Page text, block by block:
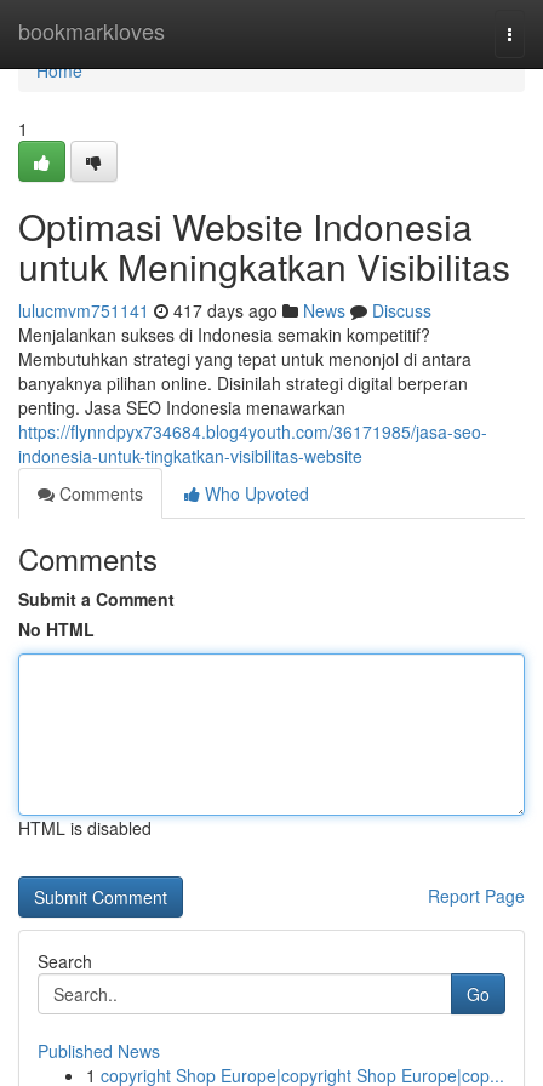
bookmarkloves
Home
Home
1
Optimasi Website Indonesia
untuk Meningkatkan Visibilitas
lulucmvm751141 417 days ago News
Discuss
Menjalankan sukses di Indonesia semakin kompetitif?
Membutuhkan strategi yang tepat untuk menonjol di antara
banyaknya pilihan online. Disinilah strategi digital berperan
penting. Jasa SEO Indonesia menawarkan
https://flynndpyx734684.blog4youth.com/36171985/jasa-seo-
indonesia-untuk-tingkatkan-visibilitas-website
Comments
Who Upvoted
Comments
Submit a Comment
No HTML
HTML is disabled
Report Page
Search
Go
Published News
1 copyright Shop Europe|copyright Shop Europe|cop...